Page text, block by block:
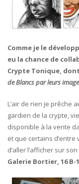
Comme je le
eu la chance de
Crypte Tonique,
de Blancs par leurs
L’air de rien je prêche
gardien de la crypte,
disponible à la vente
et que certains
d’aller l’afficher sur
Galerie Bortier, 16 B-